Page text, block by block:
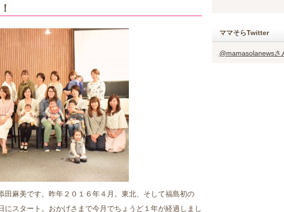
田麻美です。昨年２０１６年４月。東北、そして福島初の
にスタート。おかげさまで今月でちょうど１年が経過しまし
ママそらTwitter
@mamasolanewsさ